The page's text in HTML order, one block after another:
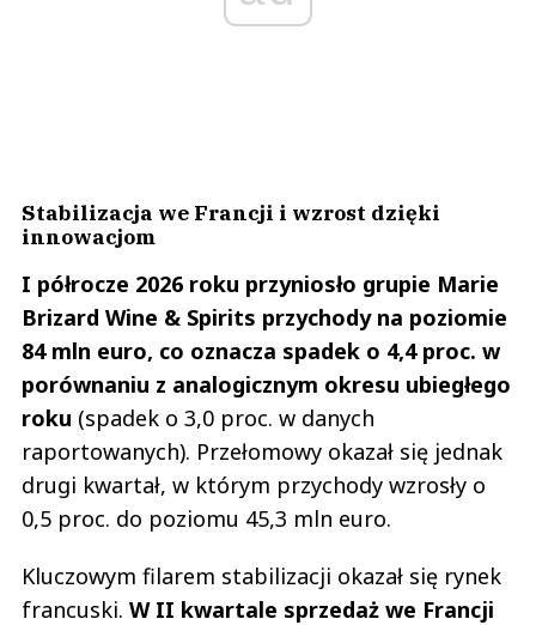
Stabilizacja we Francji i wzrost dzięki
innowacjom
I półrocze 2026 roku przyniosło grupie Marie
Brizard Wine & Spirits przychody na poziomie
84 mln euro, co oznacza spadek o 4,4 proc. w
porównaniu z analogicznym okresu ubiegłego
roku (spadek o 3,0 proc. w danych
raportowanych). Przełomowy okazał się jednak
drugi kwartał, w którym przychody wzrosły o
0,5 proc. do poziomu 45,3 mln euro.
Kluczowym filarem stabilizacji okazał się rynek
francuski. W II kwartale sprzedaż we Francji